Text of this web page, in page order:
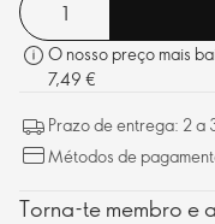
O nosso preço mais
7,49 €
Prazo de entrega: 2 a
Métodos de
Torna-te membro e